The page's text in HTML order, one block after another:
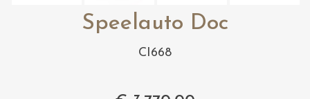
Speelauto Doc
CI668